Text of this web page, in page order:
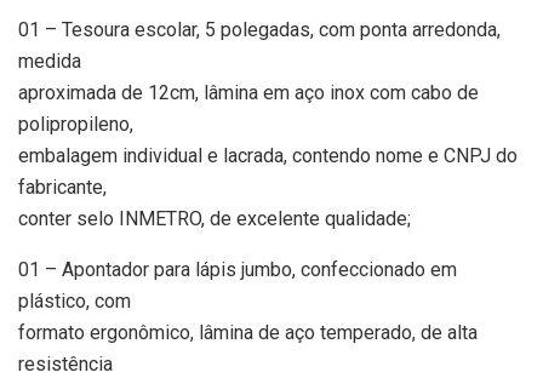
01 – Tesoura escolar, 5 polegadas, com ponta arredonda,
medida
aproximada de 12cm, lâmina em aço inox com cabo de
polipropileno,
embalagem individual e lacrada, contendo nome e CNPJ do
fabricante,
conter selo INMETRO, de excelente qualidade;
01 – Apontador para lápis jumbo, confeccionado em
plástico, com
formato ergonômico, lâmina de aço temperado, de alta
resistência